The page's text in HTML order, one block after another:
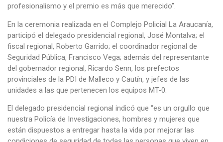
profesionalismo y el premio es más que merecido”.
En la ceremonia realizada en el Complejo Policial La Araucanía,
participó el delegado presidencial regional, José Montalva; el
fiscal regional, Roberto Garrido; el coordinador regional de
Seguridad Pública, Francisco Vega; además del representante
del gobernador regional, Ricardo Senn, los prefectos
provinciales de la PDI de Malleco y Cautín, y jefes de las
unidades a las que pertenecen los equipos MT-0.
El delegado presidencial regional indicó que “es un orgullo que
nuestra Policía de Investigaciones, hombres y mujeres que
están dispuestos a entregar hasta la vida por mejorar las